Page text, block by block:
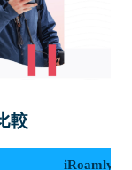
較
iRoamly